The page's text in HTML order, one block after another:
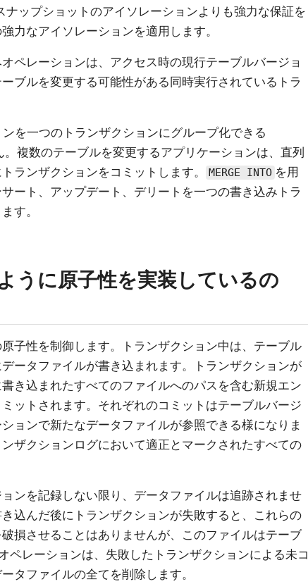
ップショットのアイソレーションよりも強力な保証を
力なアイソレーションを適用します。
ペレーションは、アクセス時の現行テーブルバージョ
ブルを変更する可能性がある同時実行されているトラ
を一つのトランザクションにグループ化できる
複数のテーブルを変更するアプリケーションは、直列
ランザクションをコミットします。
MERGE INTO を用
ート、アップデート、デリートを一つの書き込みトラ
す。
うに原子性を実装しているの
子性を制御します。トランザクション中は、テーブル
ータファイルが書き込まれます。トランザクションが
き込まれたすべてのファイルへのパスを含む新規エン
ットされます。それぞれのコミットはテーブルバージ
ョンで新たなデータファイルが参照できる様になりま
ザクションログにおいて適正とマークされたすべての
ンを記録しない限り、データファイルは追跡されませ
込んだ後にトランザクションが失敗すると、これらの
損させることはありませんが、このファイルはテーブ
ペレーションは、失敗したトランザクションによる未
タファイルの全てを削除します。